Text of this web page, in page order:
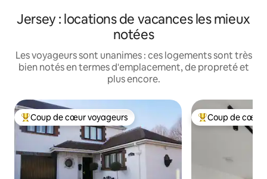
Jersey : locations de vacances les mieux
notées
Les voyageurs sont unanimes : ces logements sont très
bien notés en termes d'emplacement, de propreté et
plus encore.
Coups de cœur voyageurs les plus appréciés
Coup de cœur voyageurs Coups de cœur
Coup de cœur